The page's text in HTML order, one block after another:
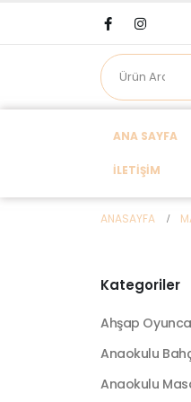
ANA SAYFA
İLETIŞIM
ANASAYFA
Kategoriler
Ahşap
Anaokulu
Anaokulu